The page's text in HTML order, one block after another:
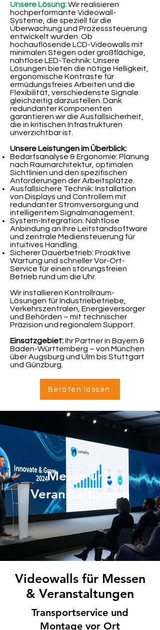
Unsere Lösung:Wir realisieren
hochperformante Videowall-
Systeme, die speziell für die
Überwachung und Prozesssteuerung
entwickelt wurden. Ob
hochauflösende LCD-Videowalls mit
minimalen Stegen oder großflächige,
nahtlose LED-Technik: Unsere
Lösungen bieten die nötige Helligkeit,
ergonomische Kontraste für
ermüdungsfreies Arbeiten und die
Flexibilität, verschiedenste Signale
gleichzeitig darzustellen. Dank
redundanter Komponenten
garantieren wir die Ausfallsicherheit,
die in kritischen Infrastrukturen
unverzichtbar ist.
Unsere Leistungen im Überblick:
Bedarfsanalyse & Ergonomie: Planung
nach Raumarchitektur, optimalen
Sichtlinien und den spezifischen
Anforderungen der Arbeitsplätze.
Ausfallsichere Technik: Installation
von Displays und Controllern mit
redundanter Stromversorgung und
intelligentem Signalmanagement.
System-Integration: Nahtlose
Anbindung an Ihre Leitstandsoftware
und zentrale Mediensteuerung für
intuitives Handling.
Sicherer Dauerbetrieb: Proaktive
Wartung und schneller Vor-Ort-
Service für einen störungsfreien
Betrieb rund um die Uhr.
Wir installieren Kontrollraum-
Lösungen für Industriebetriebe,
Verkehrszentralen, Energieversorger
und Behörden – mit technischer
Präzision und regionalem Support.
Einsatzgebiet:Ihr Partner in Bayern &
Baden-Württemberg – von München
über Augsburg und Ulm bis Stuttgart
und Günzburg.
Beraten lassen
Messe und
Veranstaltungen
Videowalls für Messen
& Veranstaltungen
Transportservice und
Montage vor Ort